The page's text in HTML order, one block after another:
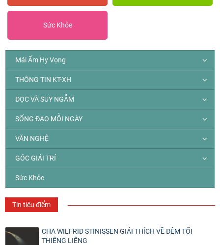
Sức Khỏe
Mái Ấm Hy Vọng
THÔNG TIN KT-XH
ĐỌC VÀ SUY NGẪM
SỐNG ĐẠO MỖI NGÀY
VĂN NGHỆ
GÓC GIẢI TRÍ
Sức Khỏe
Tin tiêu điểm
CHA WILFRID STINISSEN GIẢI THÍCH VỀ ĐÊM TỐI
THIÊNG LIÊNG